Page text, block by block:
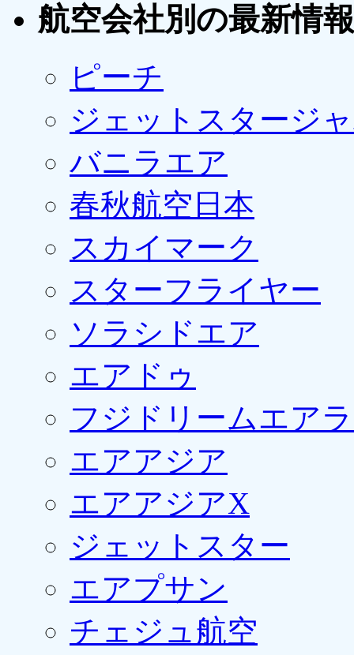
航空会社別の最新情報
ピーチ
ジェットスタージ
バニラエア
春秋航空日本
スカイマーク
スターフライヤー
ソラシドエア
エアドゥ
フジドリームエア
エアアジア
エアアジアX
ジェットスター
エアプサン
チェジュ航空